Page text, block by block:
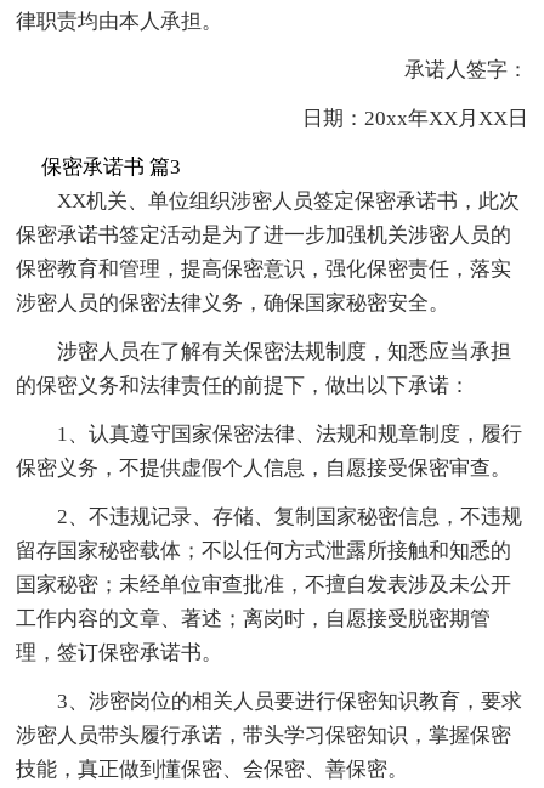
律职责均由本人承担。
承诺人签字：
日期：20xx年XX月XX日
保密承诺书 篇3
XX机关、单位组织涉密人员签定保密承诺书，此次
保密承诺书签定活动是为了进一步加强机关涉密人员的
保密教育和管理，提高保密意识，强化保密责任，落实
涉密人员的保密法律义务，确保国家秘密安全。
涉密人员在了解有关保密法规制度，知悉应当承担
的保密义务和法律责任的前提下，做出以下承诺：
1、认真遵守国家保密法律、法规和规章制度，履行
保密义务，不提供虚假个人信息，自愿接受保密审查。
2、不违规记录、存储、复制国家秘密信息，不违规
留存国家秘密载体；不以任何方式泄露所接触和知悉的
国家秘密；未经单位审查批准，不擅自发表涉及未公开
工作内容的文章、著述；离岗时，自愿接受脱密期管
理，签订保密承诺书。
3、涉密岗位的相关人员要进行保密知识教育，要求
涉密人员带头履行承诺，带头学习保密知识，掌握保密
技能，真正做到懂保密、会保密、善保密。